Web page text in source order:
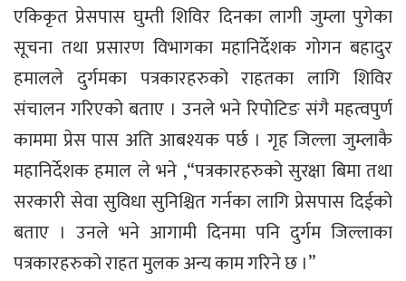
एकिकृत प्रेसपास घुम्ती शिविर दिनका लागी जुम्ला पुगेका
सूचना तथा प्रसारण विभागका महानिर्देशक गोगन बहादुर
हमालले दुर्गमका पत्रकारहरुको राहतका लागि शिविर
संचालन गरिएको बताए । उनले भने रिपोटिङ संगै महत्वपुर्ण
काममा प्रेस पास अति आबश्यक पर्छ । गृह जिल्ला जुम्लाकै
महानिर्देशक हमाल ले भने ,“पत्रकारहरुको सुरक्षा बिमा तथा
सरकारी सेवा सुविधा सुनिश्चित गर्नका लागि प्रेसपास दिईको
बताए । उनले भने आगामी दिनमा पनि दुर्गम जिल्लाका
पत्रकारहरुको राहत मुलक अन्य काम गरिने छ ।”